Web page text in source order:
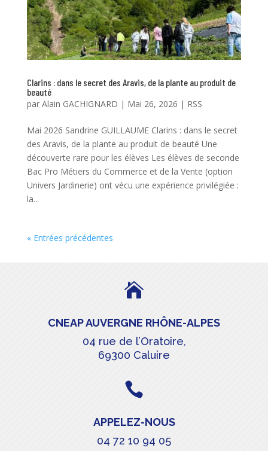
Clarins : dans le secret des Aravis, de la plante au produit de
beauté
par Alain GACHIGNARD | Mai 26, 2026 | RSS
Mai 2026 Sandrine GUILLAUME Clarins : dans le secret
des Aravis, de la plante au produit de beauté Une
découverte rare pour les élèves Les élèves de seconde
Bac Pro Métiers du Commerce et de la Vente (option
Univers Jardinerie) ont vécu une expérience privilégiée :
la...
« Entrées précédentes

CNEAP AUVERGNE RHÔNE-ALPES
04 rue de l’Oratoire,
69300 Caluire

APPELEZ-NOUS
04 72 10 94 05